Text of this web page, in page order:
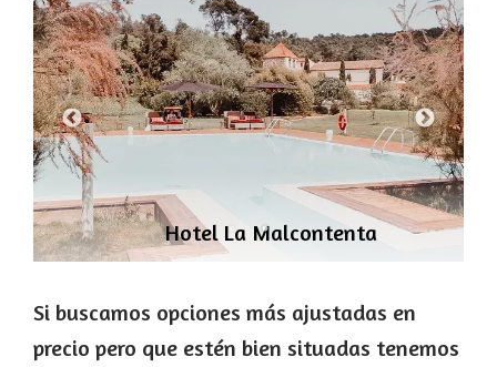
Hotel La Malcontenta
Si buscamos opciones más ajustadas en
precio pero que estén bien situadas tenemos